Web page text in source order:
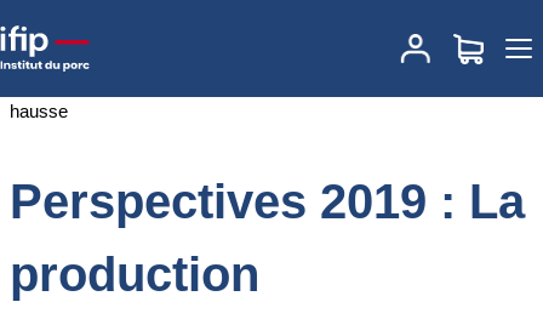
Accueil
Perspectives 2019 : La production
européenne poursuit sa hausse
Perspectives 2019 : La
production